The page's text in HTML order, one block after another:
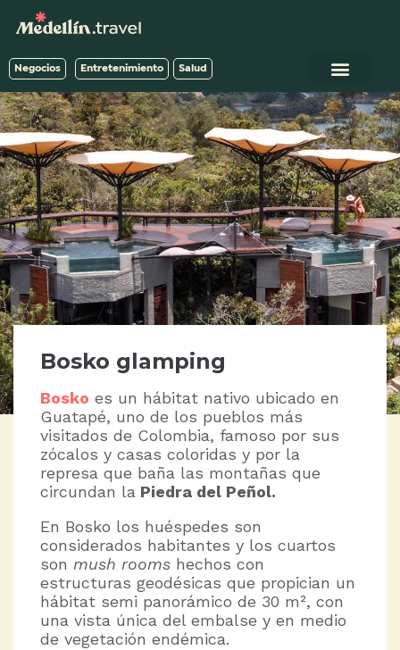
Negocios Entretenimiento Salud
Bosko glamping
Bosko es un hábitat nativo ubicado en
Guatapé, uno de los pueblos más
visitados de Colombia, famoso por sus
zócalos y casas coloridas y por la
represa que baña las montañas que
circundan la Piedra del Peñol.
En Bosko los huéspedes son
considerados habitantes y los cuartos
son mush rooms hechos con
estructuras geodésicas que propician un
hábitat semi panorámico de 30 m², con
una vista única del embalse y en medio
de vegetación endémica.